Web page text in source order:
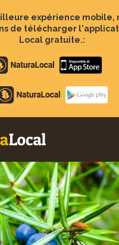
expérience mobile,
de télécharger
Local gratuite.:
Apple
store
Google
Play
Main